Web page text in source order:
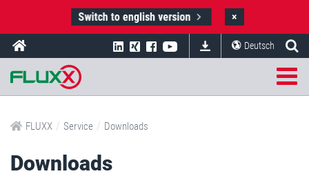
Switch to english version ×
Deutsch
FLUXX / Service / Downloads
Downloads